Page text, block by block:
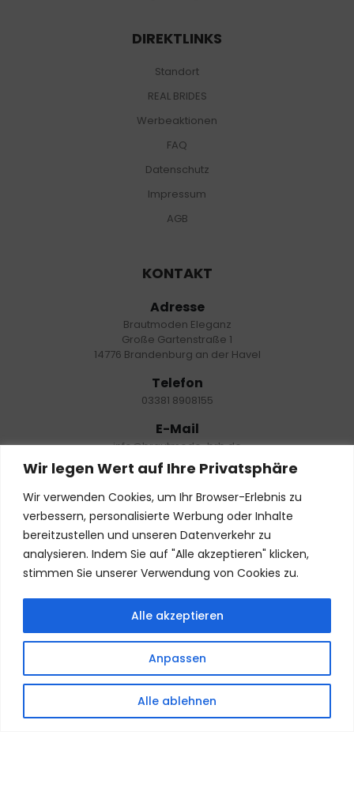
Wir legen Wert auf Ihre Privatsphäre
Wir verwenden Cookies, um Ihr Browser-Erlebnis zu
verbessern, personalisierte Werbung oder Inhalte
bereitzustellen und unseren Datenverkehr zu
analysieren. Indem Sie auf "Alle akzeptieren" klicken,
stimmen Sie unserer Verwendung von Cookies zu.
Anpassen
Alle ablehnen
Alle akzeptieren
DIREKTLINKS
Standort
REAL BRIDES
Werbeaktionen
FAQ
Datenschutz
Impressum
AGB
KONTAKT
Adresse
Brautmoden Eleganz
Große Gartenstraße 1
14776 Brandenburg an der Havel
Telefon
03381 8908155
E-Mail
info@brautmode-brb.de
Öffnungszeiten
Nur mit Termin:
Dienstag – Freitag: 10:00 – 18:00 Uhr
Samstag: 10:00- 19:00 Uhr
Montag: geschlossen
NEWSLETTER
FOLGE UNS